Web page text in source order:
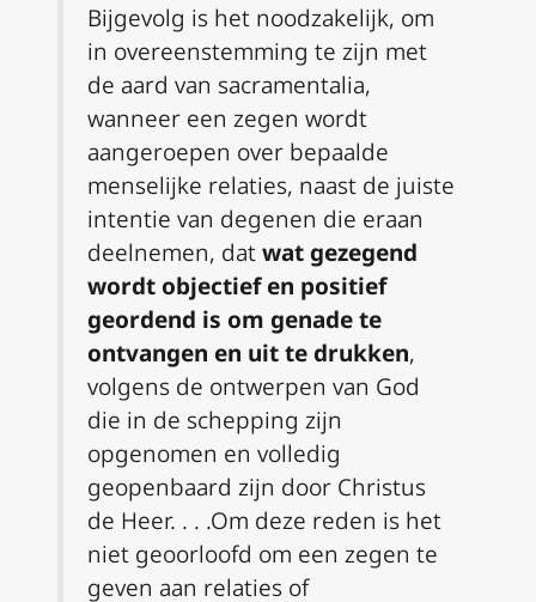
Bijgevolg is het noodzakelijk, om
in overeenstemming te zijn met
de aard van sacramentalia,
wanneer een zegen wordt
aangeroepen over bepaalde
menselijke relaties, naast de juiste
intentie van degenen die eraan
deelnemen, datwat gezegend
wordt objectief en positief
geordend is om genade te
ontvangen en uit te drukken,
volgens de ontwerpen van God
die in de schepping zijn
opgenomen en volledig
geopenbaard zijn door Christus
de Heer. . . .Om deze reden is het
niet geoorloofd om een zegen te
geven aan relaties of